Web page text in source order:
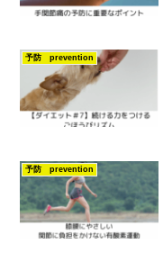
予防 prevention
予防 prevention